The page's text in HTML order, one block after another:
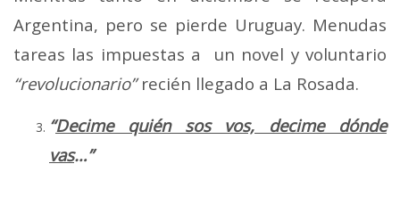
Argentina, pero se pierde Uruguay. Menudas
tareas las impuestas a un novel y voluntario
“revolucionario”recién llegado a La Rosada.
“Decime quién sos vos, decime dónde
vas…”